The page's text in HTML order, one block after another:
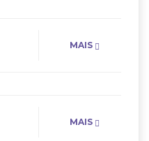
MAIS
MAIS